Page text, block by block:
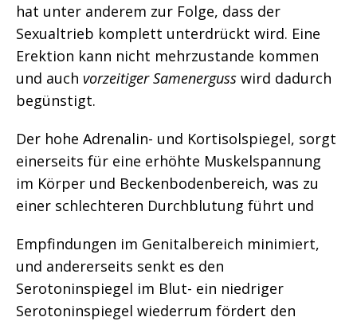
hat unter anderem zur Folge, dass der
Sexualtrieb komplett unterdrückt wird. Eine
Erektion kann nicht mehrzustande kommen
und auch vorzeitiger Samenerguss wird dadurch
begünstigt.
Der hohe Adrenalin- und Kortisolspiegel, sorgt
einerseits für eine erhöhte Muskelspannung
im Körper und Beckenbodenbereich, was zu
einer schlechteren Durchblutung führt und
Empfindungen im Genitalbereich minimiert,
und andererseits senkt es den
Serotoninspiegel im Blut- ein niedriger
Serotoninspiegel wiederrum fördert den